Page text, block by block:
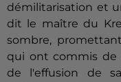
démilitarisation et
dit le maître du
sombre,
qui ont commis de
de l'effusion de